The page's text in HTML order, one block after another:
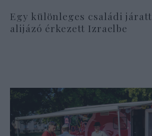
Egy különleges családi
alijázó érkezett Izraelbe